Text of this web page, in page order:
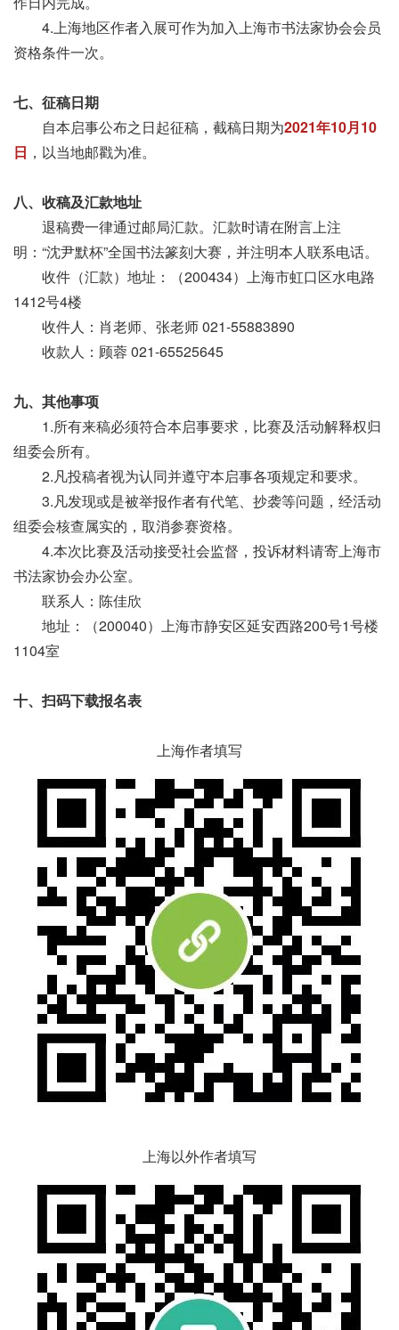
4.上海地区作者入展可作为加入上海市书法家协会会员
资格条件一次。
七、征稿日期
自本启事公布之日起征稿，截稿日期为2021年10月10
日 ，以当地邮戳为准。
八、收稿及汇款地址
退稿费一律通过邮局汇款。汇款时请在附言上注
明：“沈尹默杯”全国书法篆刻大赛，并注明本人联系电话。
收件（汇款）地址：（200434）上海市虹口区水电路
1412号4楼
收件人：肖老师、张老师 021-55883890
收款人：顾蓉 021-65525645
九、其他事项
1.所有来稿必须符合本启事要求，比赛及活动解释权归
组委会所有。
2.凡投稿者视为认同并遵守本启事各项规定和要求。
3.凡发现或是被举报作者有代笔、抄袭等问题，经活动
组委会核查属实的，取消参赛资格。
4.本次比赛及活动接受社会监督，投诉材料请寄上海市
书法家协会办公室。
联系人：陈佳欣
地址：（200040）上海市静安区延安西路200号1号楼
1104室
十、扫码下载报名表
上海作者填写
上海以外作者填写